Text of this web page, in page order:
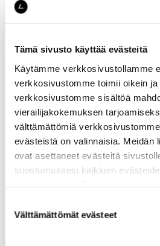
Tämä sivusto käyttää evästeitä
Käytämme verkkosivustollamme
verkkosivustomme toimii oikein
verkkosivustomme sisältöä
vierailijakokemuksen
välttämättömiä
evästeistä on valinnaisia. Meidän
ovat asettaneet evästeitä
suostumuksesi kaikkien
valinta
Välttämättömät evästeet
Katso saatavuus
myymälässä
Muut ostivat myös